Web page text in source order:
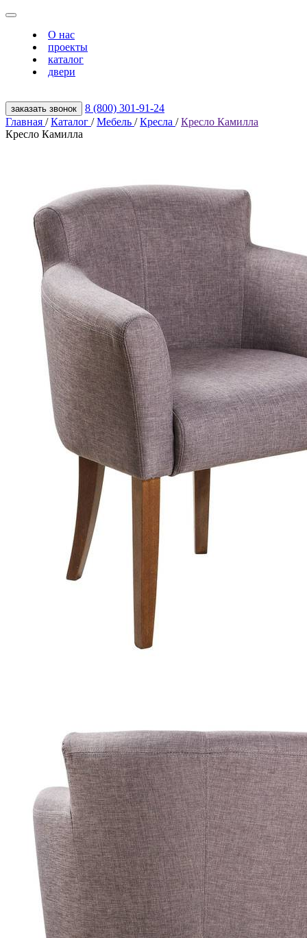
О нас
проекты
каталог
двери
заказать звонок
8 (800) 301‑91‑24
Главная / Каталог / Мебель / Кресла / Кресло Камилла
Кресло Камилла